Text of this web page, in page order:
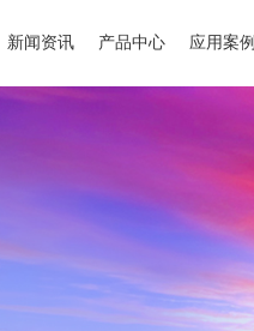
新闻资讯 产品中心 应用案例